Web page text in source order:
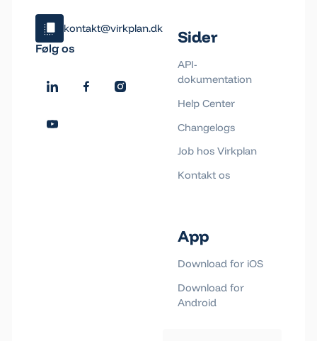
kontakt@virkplan.dk
Klik og kopiér email
Følg os
Sider
API-
dokumentation
Help Center
Changelogs
Job hos Virkplan
Kontakt os
App
Download for iOS
Download for
Android